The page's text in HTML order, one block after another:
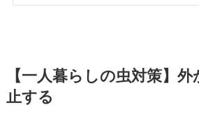
【一人暮らしの虫対策】
止する